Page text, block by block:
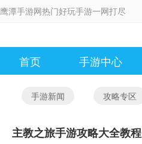
鹰潭手游网热门好玩手游一网打尽
首页 手游中心
手游新闻 攻略专区
主教之旅手游攻略大全教程